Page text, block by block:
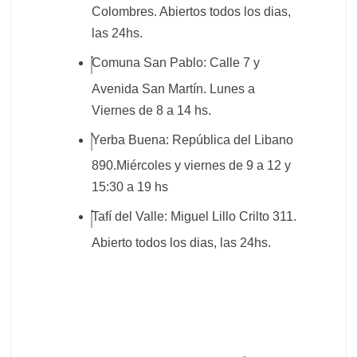
Colombres. Abiertos todos los dias,
las 24hs.
Comuna San Pablo: Calle 7 y
Avenida San Martín. Lunes a
Viernes de 8 a 14 hs.
Yerba Buena: República del Libano
890.Miércoles y viernes de 9 a 12 y
15:30 a 19 hs
Tafí del Valle: Miguel Lillo Crilto 311.
Abierto todos los dias, las 24hs.